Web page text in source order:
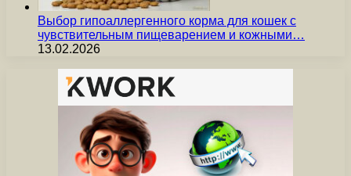
Выбор гипоаллергенного корма для кошек с
чувствительным пищеварением и кожными…
13.02.2026